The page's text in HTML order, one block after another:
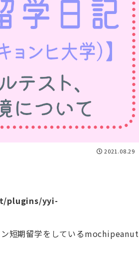
2021.08.29
plugins/yyi-
短期留学をしているmochipeanut